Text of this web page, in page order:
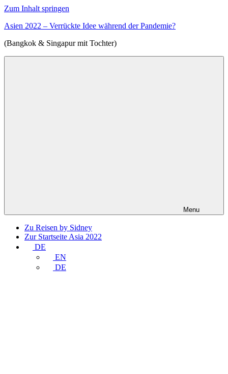
Zum Inhalt springen
Asien 2022 – Verrückte Idee während der Pandemie?
(Bangkok & Singapur mit Tochter)
Menu
Zu Reisen by Sidney
Zur Startseite Asia 2022
DE
EN
DE